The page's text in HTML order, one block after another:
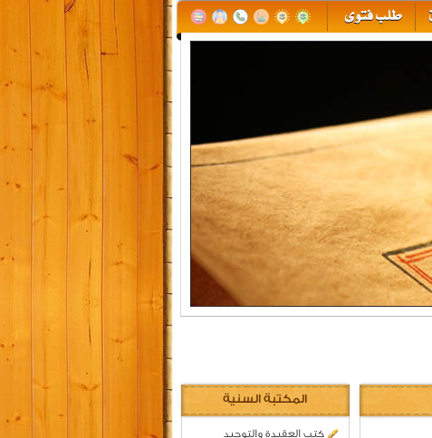
المكتبة السنية
كتب العقيدة والتوحيد